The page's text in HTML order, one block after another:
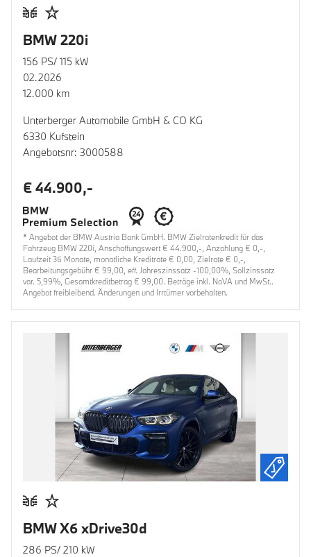
BMW 220i
156 PS/ 115 kW
02.2026
12.000 km
Unterberger Automobile GmbH & CO KG
6330 Kufstein
Angebotsnr: 3000588
€ 44.900,-
* Angebot der BMW Austria Bank GmbH. BMW Zielratenkredit für das
Fahrzeug BMW 220i, Anschaffungswert € 44.900,-, Anzahlung € 0,-,
Laufzeit 36 Monate, monatliche Kreditrate € 0,00, Zielrate € 0,-,
Bearbeitungsgebühr € 99,00, eff. Jahreszinssatz -100,00%, Sollzinssatz
var. 5,99%, Gesamtkreditbetrag € 99,00. Beträge inkl. NoVA und MwSt..
Angebot freibleibend. Änderungen und Irrtümer vorbehalten.
BMW X6 xDrive30d
286 PS/ 210 kW